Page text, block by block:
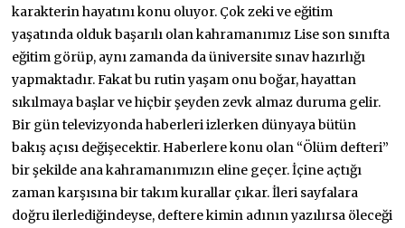
karakterin hayatını konu oluyor. Çok zeki ve eğitim
yaşatında olduk başarılı olan kahramanımız Lise son sınıfta
eğitim görüp, aynı zamanda da üniversite sınav hazırlığı
yapmaktadır. Fakat bu rutin yaşam onu boğar, hayattan
sıkılmaya başlar ve hiçbir şeyden zevk almaz duruma gelir.
Bir gün televizyonda haberleri izlerken dünyaya bütün
bakış açısı değişecektir. Haberlere konu olan “Ölüm defteri”
bir şekilde ana kahramanımızın eline geçer. İçine açtığı
zaman karşısına bir takım kurallar çıkar. İleri sayfalara
doğru ilerlediğindeyse, deftere kimin adının yazılırsa öleceği